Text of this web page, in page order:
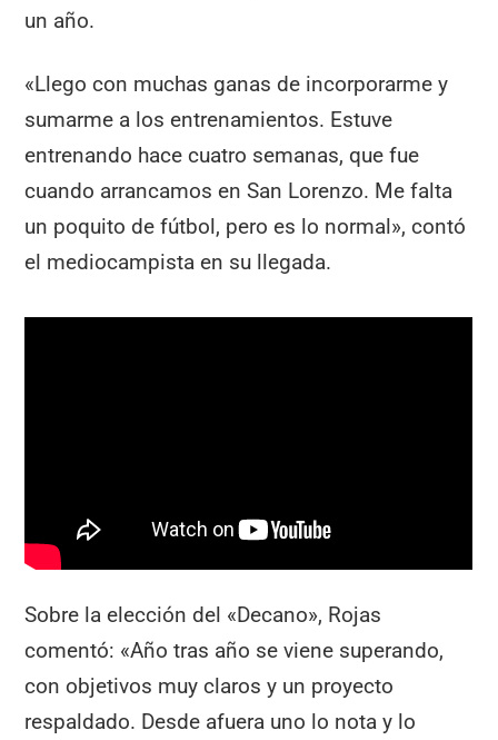
un año.
«Llego con muchas ganas de incorporarme y
sumarme a los entrenamientos. Estuve
entrenando hace cuatro semanas, que fue
cuando arrancamos en San Lorenzo. Me falta
un poquito de fútbol, pero es lo normal», contó
el mediocampista en su llegada.
Sobre la elección del «Decano», Rojas
comentó: «Año tras año se viene superando,
con objetivos muy claros y un proyecto
respaldado. Desde afuera uno lo nota y lo